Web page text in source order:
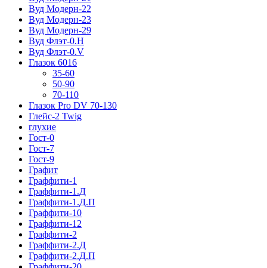
Вуд Модерн-22
Вуд Модерн-23
Вуд Модерн-29
Вуд Флэт-0.H
Вуд Флэт-0.V
Глазок 6016
35-60
50-90
70-110
Глазок Pro DV 70-130
Глейс-2 Twig
глухие
Гост-0
Гост-7
Гост-9
Графит
Граффити-1
Граффити-1.Д
Граффити-1.Д.П
Граффити-10
Граффити-12
Граффити-2
Граффити-2.Д
Граффити-2.Д.П